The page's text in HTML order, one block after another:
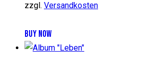
zzgl. Versandkosten
BUY NOWDieses
Produkt